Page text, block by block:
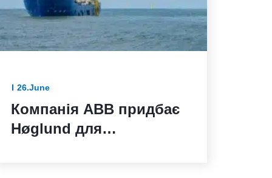
26.June
Компанія ABB придбає
Høglund для